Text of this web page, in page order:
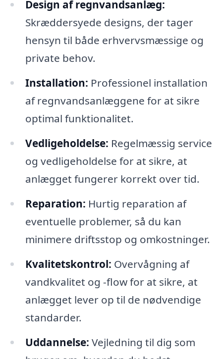
Design af regnvandsanlæg:
Skræddersyede designs, der tager
hensyn til både erhvervsmæssige og
private behov.
Installation: Professionel installation
af regnvandsanlæggene for at sikre
optimal funktionalitet.
Vedligeholdelse: Regelmæssig service
og vedligeholdelse for at sikre, at
anlægget fungerer korrekt over tid.
Reparation: Hurtig reparation af
eventuelle problemer, så du kan
minimere driftsstop og omkostninger.
Kvalitetskontrol: Overvågning af
vandkvalitet og -flow for at sikre, at
anlægget lever op til de nødvendige
standarder.
Uddannelse: Vejledning til dig som